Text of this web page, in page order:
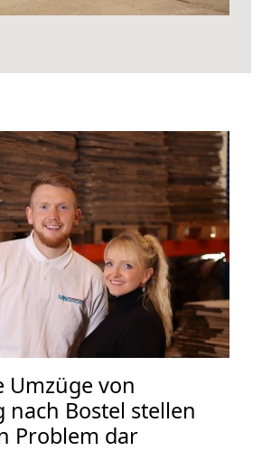
Umzüge von
nach Bostel stellen
Problem dar